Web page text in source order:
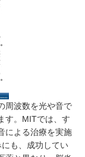
周波数を光や音で
す。MITでは、す
による治療を実施
も、成功してい